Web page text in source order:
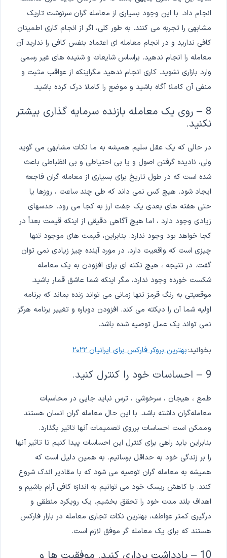
انجام داد. با این وجود بسیاری از معامله گران سرنوشت تاریک
مشابهی را تجربه می کنند. به طور کلی، اگر از انجام کاری اطمینان
کافی ندارید و در انجام معامله ای اعتماد بنفس کافی را ندارید آن
معامله را انجام ندهید. براساس شایعات و شنیده های غیر رسمی
وارد بازاری نشوید. کاری انجام ندهید مگراینکه از عواقب مثبت و
منفی آن کاملا آگاه باشید و موضع را کاملا درک کرده باشید.
8 – روی یک معامله بازنده سرمایه گذاری بیشتر
نکنید.
در حالی که یک عقل سلیم همیشه به ما نکات مشابهی می گوید
ولی، نادیده گرفتن اصول و یا بی احتیاطی و بی انظباطی باعث
شده است که در طول تاریخ برای بسیاری از معامله گران فاجعه
ایجاد شود. هیچ کس نمی داند که طی چند ساعت ، روزها یا
حتی هفته های بعدی یک جفت ارز به کجا می رود. حدسهای
زیادی وجود دارد ، اما هیچ آگاهی دقیقی از اینکه قیمت بعداً در
کجا خواهد بود وجود ندارد. بنابراین، قیمت های موجود تنها
چیزی است که واقعیت دارد. در مورد آینده چیز زیادی نمی توان
گفت. در نتیجه ، هیچ نکته ای برای افزودن به یک معامله
شکست خورده وجود ندارد، مگر اینکه شما عاشق قمار باشید.
موقعیتی به رنگ قرمز تنها زمانی می تواند زنده بماند که برنامه
اولیه شما آن را دیکته می کند. افزودن دوباره و تغییر برنامه هرگز
نمی تواند یک عمل توصیه شده باشد.
بخوانید:بهترین بروکر فارکس برای ایرانیان ۲۰۲۲
9 – احساسات خود را کنترل کنید.
طمع ، هیجان ، سرخوشی ، ترس نباید جایی در محاسبات
معامله‌گران داشته باشد. با این حال معامله گران انسان هستند
و ممکن است احساسات برروی تصمیمات آنها تاثیر بگذارد.
بنابراین باید راهی برای کنترل این احساسات پیدا کنیم تا تاثیر آنها
را بر زندگی خود به حداقل برسانیم. به همین دلیل است که
همیشه به معامله گران توصیه می شود که با مقادیر اندک شروع
کنند. با کاهش ریسک خود می توانیم به اندازه کافی آرام باشیم و
اهداف بلند مدت خود را تحقق بخشیم. یک رویکرد منطقی و
درگیری کمتر عواطف، بهترین نکات تجاری معامله در بازار فارکس
هستند که برای یک معامله گر موفق لازم است.